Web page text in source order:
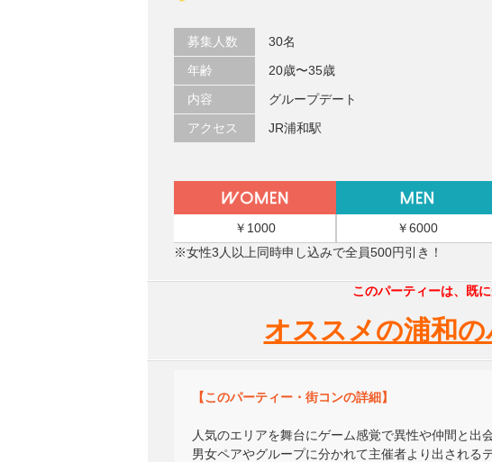
募集人数
30名
年齢
20歳〜35歳
内容
グループデート
アクセス
JR浦和駅
￥1000
￥6000
※女性3人以上同時申し込みで全員500円引き！
このパーティーは、既
オススメの浦和
【このパーティー・街コンの詳細】
人気のエリアを舞台にゲーム感覚で異性や仲間と出
男女ペアやグループに分かれて主催者より出される